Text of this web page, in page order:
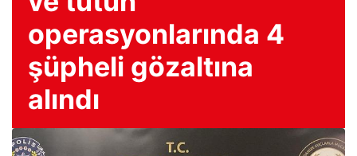
operasyonlarında 4
şüpheli gözaltına
alındı